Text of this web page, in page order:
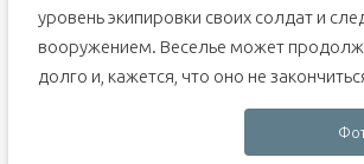
уровень экипировки своих солдат и
вооружением. Веселье может
долго и, кажется, что оно не